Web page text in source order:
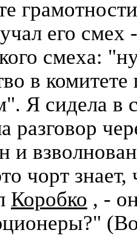
его
смеха:
в
Я сидела в
разговор
и
чорт
Коробко , -